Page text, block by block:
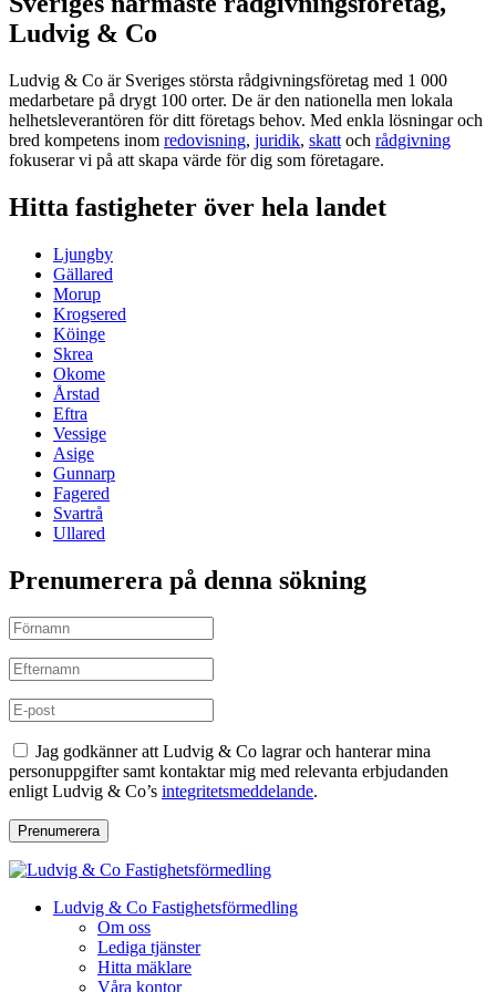
Ludvig & Co
Ludvig & Co är Sveriges största rådgivningsföretag med 1 000
medarbetare på drygt 100 orter. De är den nationella men lokala
helhetsleverantören för ditt företags behov. Med enkla lösningar och
bred kompetens inom redovisning, juridik, skatt och rådgivning
fokuserar vi på att skapa värde för dig som företagare.
Hitta fastigheter över hela landet
Ljungby
Gällared
Morup
Krogsered
Köinge
Skrea
Okome
Årstad
Eftra
Vessige
Asige
Gunnarp
Fagered
Svartrå
Ullared
Prenumerera på denna sökning
Jag godkänner att Ludvig & Co lagrar och hanterar mina
personuppgifter samt kontaktar mig med relevanta erbjudanden
enligt Ludvig & Co’s integritetsmeddelande.
Prenumerera
Ludvig & Co Fastighetsförmedling
Om oss
Lediga tjänster
Hitta mäklare
Våra kontor